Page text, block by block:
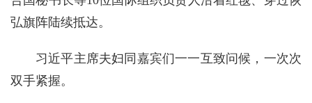
弘旗阵陆续抵达。
习近平主席夫妇同嘉宾们一一互致问候，一次次
双手紧握。